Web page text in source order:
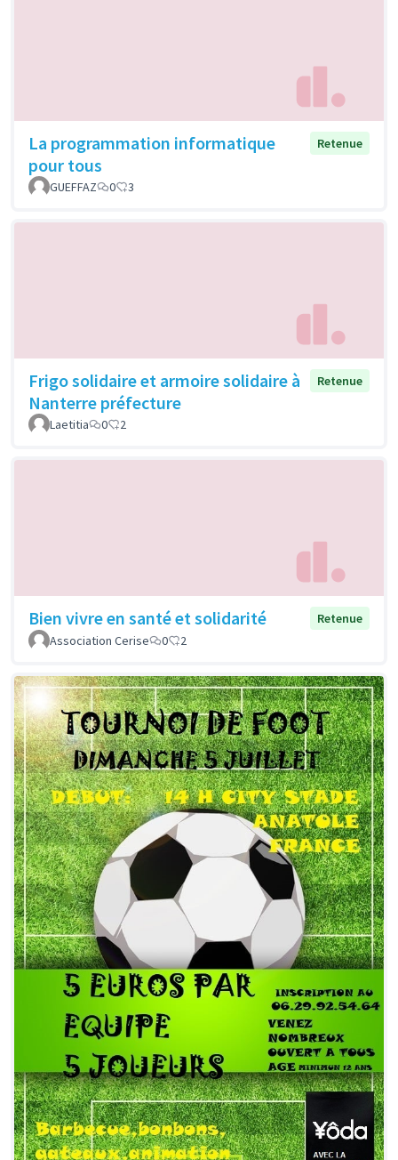
La programmation informatique
pour tous
Retenue
GUEFFAZ 0 3
Frigo solidaire et armoire solidaire à
Nanterre préfecture
Retenue
Laetitia 0 2
Bien vivre en santé et solidarité
Retenue
Association Cerise
0 2